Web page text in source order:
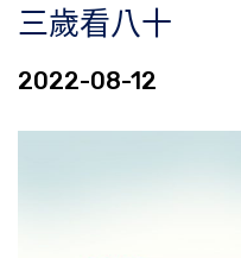
三歲看八十
2022-08-12